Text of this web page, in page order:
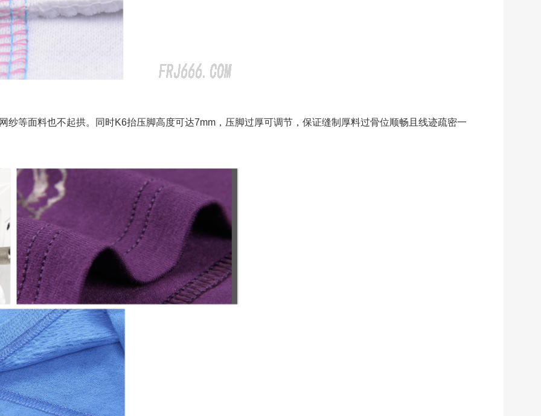
纱等面料也不起拱。同时K6抬压脚高度可达7mm，压脚过厚可调节，保证缝制厚料过骨位顺畅且线迹疏密一